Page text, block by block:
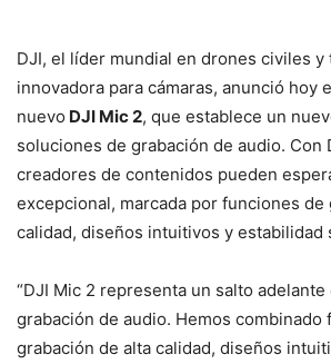
DJI, el líder mundial en drones civiles y
innovadora para cámaras, anunció hoy
nuevo DJI Mic 2, que establece un
soluciones de grabación de audio. Con
creadores de contenidos pueden
excepcional, marcada por funciones de
calidad, diseños intuitivos y estabilidad
“DJI Mic 2 representa un salto
grabación de audio. Hemos combinado
grabación de alta calidad, diseños